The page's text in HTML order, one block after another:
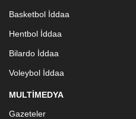
Basketbol İddaa
Hentbol İddaa
Bilardo İddaa
Voleybol İddaa
MULTİMEDYA
Gazeteler